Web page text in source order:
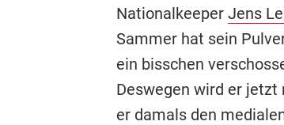
Nationalkeeper Jens
Sammer hat sein
ein bisschen
Deswegen wird er jetzt
er damals den